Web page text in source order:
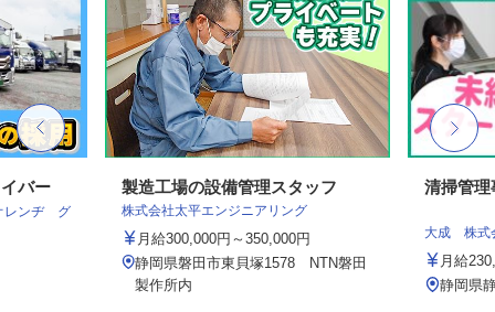
バー
レンヂ グ
製造工場の設備管理スタッフ
株式会社太平エンジニアリング
月給300,000円～350,000円
静岡県磐田市東貝塚1578 NTN磐田
製作所内
清掃管理
大成 株式
月給
静岡県